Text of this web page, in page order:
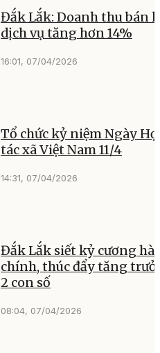
Đắk Lắk: Doanh thu bán
dịch vụ tăng hơn 14%
16:01, 07/04/2026
Tổ chức kỷ niệm Ngày
tác xã Việt Nam 11/4
14:31, 07/04/2026
Đắk Lắk siết kỷ cương
chính, thúc đẩy tăng
2 con số
08:04, 07/04/2026